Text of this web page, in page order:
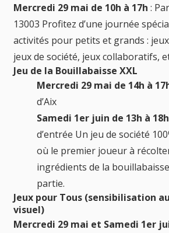
Mercredi 29 mai de 10h à 17h :
13003 Profitez d’une journée
activités pour petits et grands :
jeux de société, jeux collaboratifs,
Jeu de la Bouillabaisse XXL
Mercredi 29 mai de 14h à
d’Aix
Samedi 1er juin de 13h à 18h
d’entrée Un jeu de société
où le premier joueur à
ingrédients de la
partie.
Jeux pour Tous (sensibilisation
visuel)
Mercredi 29 mai et Samedi 1er